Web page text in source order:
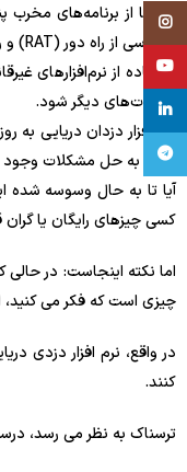
دسترسی از راه دور (RAT) و ربایندگان کلیپ‌بورد استفاده می‌کنند.
استفاده از نرم‌افزارهای
مجازات‌های دیگر شود.
نرم افزار دزدان دریایی به
کمک به حل مشکلات وجود
آیا تا به حال وسوسه شده
کسی چیزهای رایگان یا
اما نکته اینجاست: در
چیزی است که فکر می کنید،
در واقع، نرم افزار دزدی
کنند.
ترسناک به نظر می رسد،
Instagram
YouTube
linkedin
تلگرام